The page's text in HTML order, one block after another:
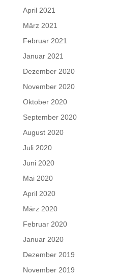
April 2021
März 2021
Februar 2021
Januar 2021
Dezember 2020
November 2020
Oktober 2020
September 2020
August 2020
Juli 2020
Juni 2020
Mai 2020
April 2020
März 2020
Februar 2020
Januar 2020
Dezember 2019
November 2019